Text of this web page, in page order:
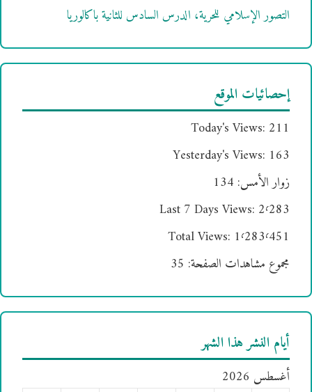
التصور الإسلامي للحرية، الدرس السادس للثانية باكالوريا
إحصائيات الموقع
Today's Views: 211
Yesterday's Views: 163
زوار الأمس: 134
Last 7 Days Views: 2٬283
Total Views: 1٬283٬451
مجموع مشاهدات الصفحة: 35
أيام النشر هذا الشهر
أغسطس 2026